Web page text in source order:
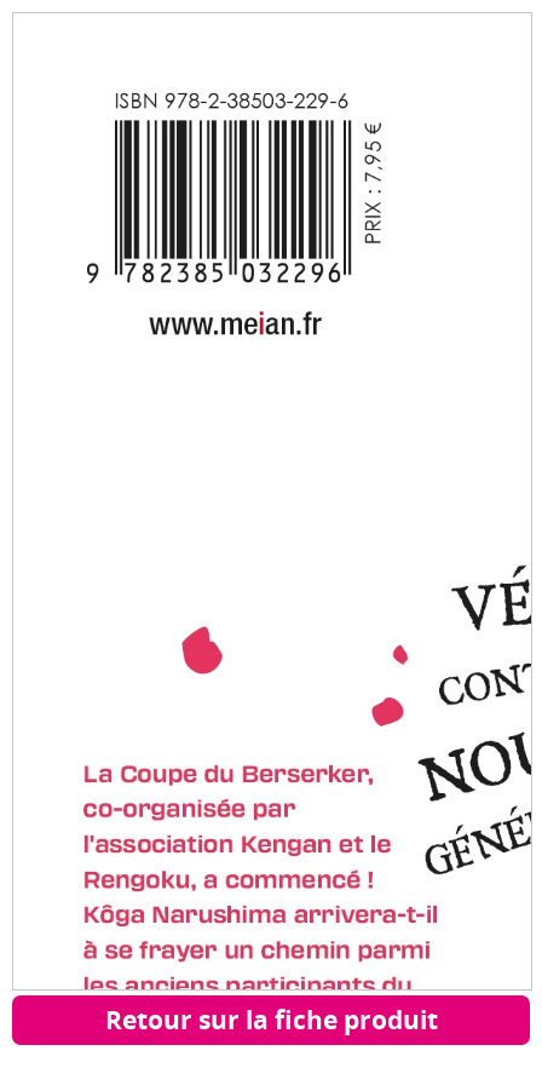
Retour sur la fiche produit